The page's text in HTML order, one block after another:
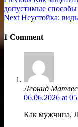
по
post:
допустимые способы
Next Next
Неустойка:
1 Comment
Леонид
06.06.2026 at
Как мужчина,